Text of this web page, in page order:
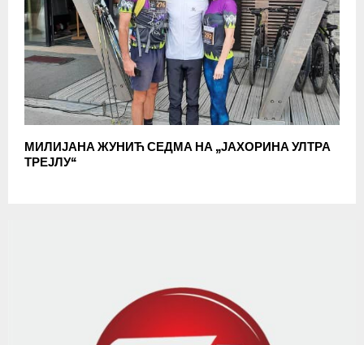
МИЛИЈАНА ЖУНИЋ СЕДМА НА „ЈАХОРИНА УЛТРА
ТРЕЈЛУ“